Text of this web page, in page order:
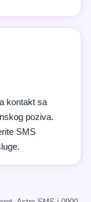
kontakt sa
poziva.
SMS